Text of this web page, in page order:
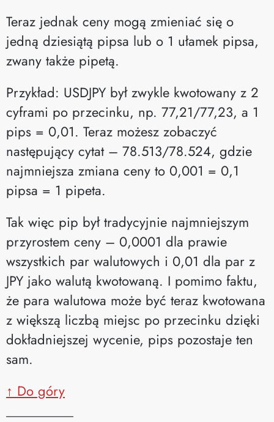
Teraz jednak ceny mogą zmieniać się o
jedną dziesiątą pipsa lub o 1 ułamek pipsa,
zwany także pipetą.
Przykład: USDJPY był zwykle kwotowany z 2
cyframi po przecinku, np. 77,21/77,23, a 1
pips = 0,01. Teraz możesz zobaczyć
następujący cytat – 78.513/78.524, gdzie
najmniejsza zmiana ceny to 0,001 = 0,1
pipsa = 1 pipeta.
Tak więc pip był tradycyjnie najmniejszym
przyrostem ceny – 0,0001 dla prawie
wszystkich par walutowych i 0,01 dla par z
JPY jako walutą kwotowaną. I pomimo faktu,
że para walutowa może być teraz kwotowana
z większą liczbą miejsc po przecinku dzięki
dokładniejszej wycenie, pips pozostaje ten
sam.
↑ Do góry